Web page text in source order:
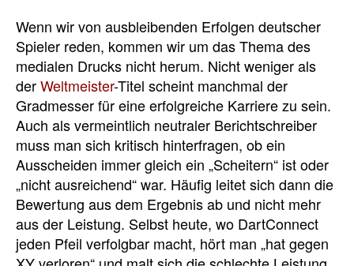
Wenn wir von ausbleibenden Erfolgen deutscher
Spieler reden, kommen wir um das Thema des
medialen Drucks nicht herum. Nicht weniger als
derWeltmeister-Titel scheint manchmal der
Gradmesser für eine erfolgreiche Karriere zu sein.
Auch als vermeintlich neutraler Berichtschreiber
muss man sich kritisch hinterfragen, ob ein
Ausscheiden immer gleich ein „Scheitern“ ist oder
„nicht ausreichend“ war. Häufig leitet sich dann die
Bewertung aus dem Ergebnis ab und nicht mehr
aus der Leistung. Selbst heute, wo DartConnect
jeden Pfeil verfolgbar macht, hört man „hat gegen